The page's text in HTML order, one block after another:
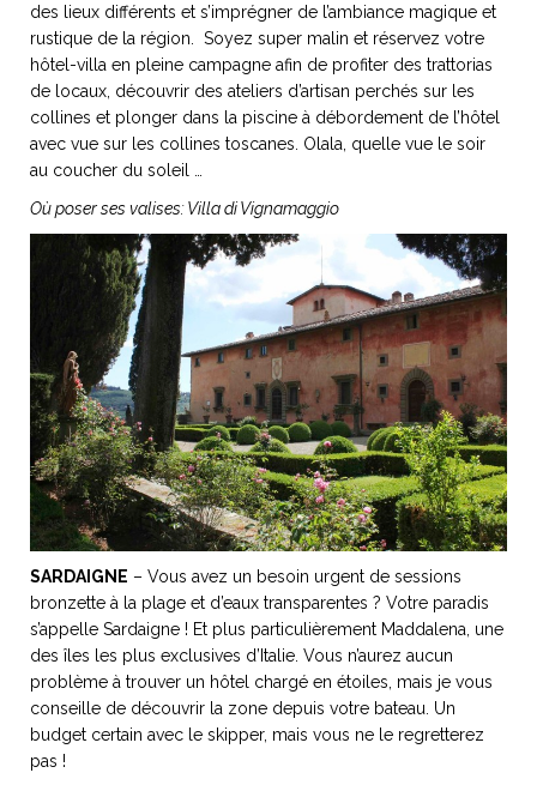
des lieux différents et s’imprégner de l’ambiance magique et
rustique de la région. Soyez super malin et réservez votre
hôtel-villa en pleine campagne afin de profiter des trattorias
de locaux, découvrir des ateliers d’artisan perchés sur les
collines et plonger dans la piscine à débordement de l’hôtel
avec vue sur les collines toscanes. Olala, quelle vue le soir
au coucher du soleil …
Où poser ses valises:Villa di Vignamaggio
SARDAIGNE – Vous avez un besoin urgent de sessions
bronzette à la plage et d’eaux transparentes ? Votre paradis
s’appelle Sardaigne ! Et plus particulièrement Maddalena, une
des îles les plus exclusives d’Italie. Vous n’aurez aucun
problème à trouver un hôtel chargé en étoiles, mais je vous
conseille de découvrir la zone depuis votre bateau. Un
budget certain avec le skipper, mais vous ne le regretterez
pas !